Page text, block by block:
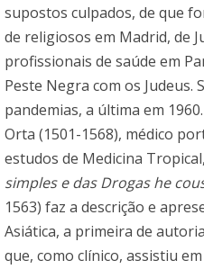
supostos culpados, de que
de religiosos em Madrid, de
profissionais de saúde em
Peste Negra com os Judeus.
pandemias, a última em
Orta (1501-1568), médico
estudos de Medicina
simples e das Drogas he
1563) faz a descrição e
Asiática, a primeira de
que, como clínico, assistiu